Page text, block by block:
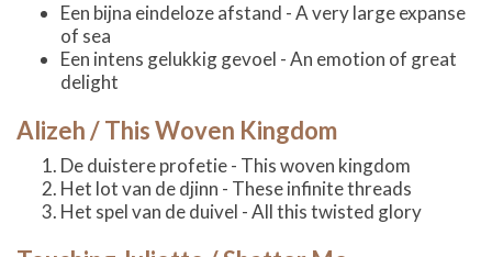
Een bijna eindeloze afstand - A very large expanse
of sea
Een intens gelukkig gevoel - An emotion of great
delight
Alizeh / This Woven Kingdom
De duistere profetie - This woven kingdom
Het lot van de djinn - These infinite threads
Het spel van de duivel - All this twisted glory